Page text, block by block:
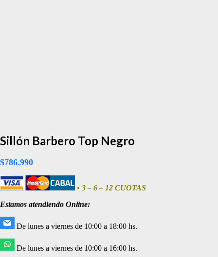
Sillón Barbero Top Negro
$786.990
• 3 – 6 – 12 CUOTAS
Estamos atendiendo Online:
De lunes a viernes de 10:00 a 18:00 hs.
De lunes a viernes de 10:00 a 16:00 hs.